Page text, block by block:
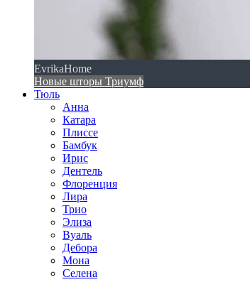
EvrikaHome
Новые шторы Триумф
Тюль
Анна
Катара
Плиссе
Бамбук
Ирис
Дентель
Флоренция
Лира
Трио
Элиза
Вуаль
Дебора
Мона
Селена